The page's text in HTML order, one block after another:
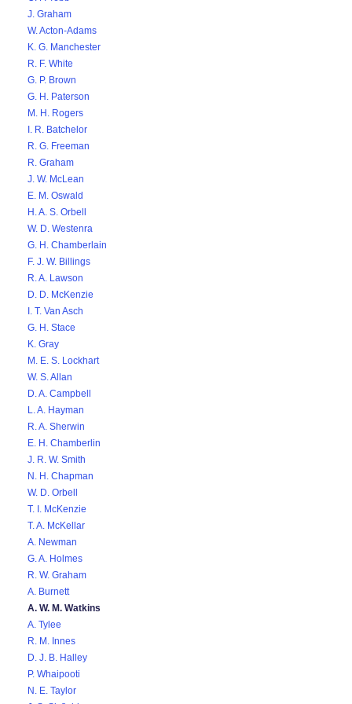
J. Graham
W. Acton-Adams
K. G. Manchester
R. F. White
G. P. Brown
G. H. Paterson
M. H. Rogers
I. R. Batchelor
R. G. Freeman
R. Graham
J. W. McLean
E. M. Oswald
H. A. S. Orbell
W. D. Westenra
G. H. Chamberlain
F. J. W. Billings
R. A. Lawson
D. D. McKenzie
I. T. Van Asch
G. H. Stace
K. Gray
M. E. S. Lockhart
W. S. Allan
D. A. Campbell
L. A. Hayman
R. A. Sherwin
E. H. Chamberlin
J. R. W. Smith
N. H. Chapman
W. D. Orbell
T. I. McKenzie
T. A. McKellar
A. Newman
G. A. Holmes
R. W. Graham
A. Burnett
A. W. M. Watkins
A. Tylee
R. M. Innes
D. J. B. Halley
P. Whaipooti
N. E. Taylor